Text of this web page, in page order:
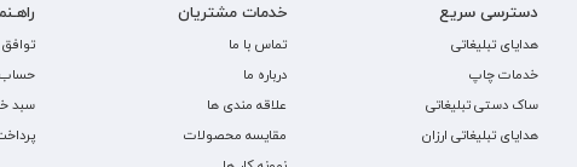
دسترسی سریع
هدایای تبلیغاتی
خدمات چاپ
ساک دستی تبلیغاتی
هدایای تبلیغاتی ارزان
خدمات مشتریان
تماس با ما
درباره ما
علاقه مندی ها
مقایسه محصولات
حساب
سبد